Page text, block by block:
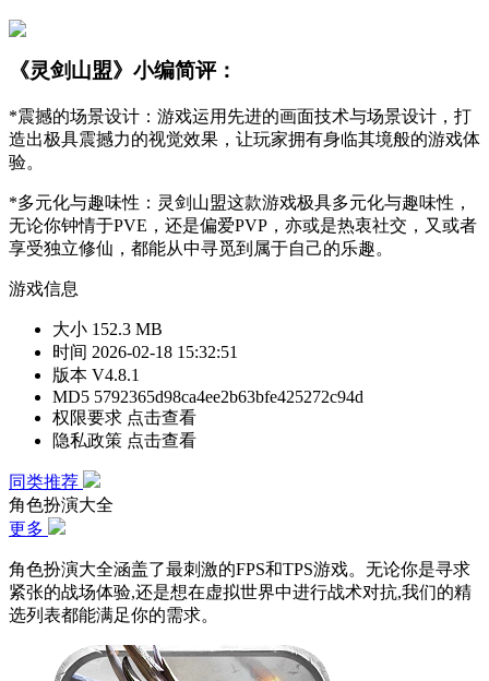
《灵剑山盟》小编简评：
*震撼的场景设计：游戏运用先进的画面技术与场景设计，打
造出极具震撼力的视觉效果，让玩家拥有身临其境般的游戏体
验。
*多元化与趣味性：灵剑山盟这款游戏极具多元化与趣味性，
无论你钟情于PVE，还是偏爱PVP，亦或是热衷社交，又或者
享受独立修仙，都能从中寻觅到属于自己的乐趣。
游戏信息
大小 152.3 MB
时间 2026-02-18 15:32:51
版本 V4.8.1
MD5 5792365d98ca4ee2b63bfe425272c94d
权限要求 点击查看
隐私政策 点击查看
同类推荐
角色扮演大全
更多
角色扮演大全涵盖了最刺激的FPS和TPS游戏。无论你是寻求
紧张的战场体验,还是想在虚拟世界中进行战术对抗,我们的精
选列表都能满足你的需求。